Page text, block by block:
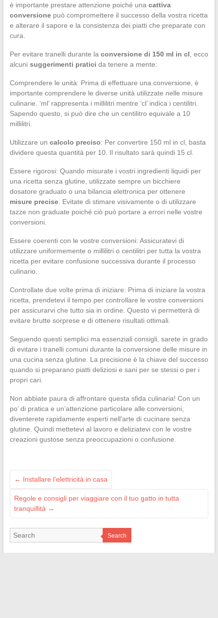
è importante prestare attenzione poiché una cattiva
conversionepuò compromettere il successo della vostra ricetta
e alterare il sapore e la consistenza dei piatti che preparate con
cura.
Per evitare tranelli durante la conversione di 150 ml in cl , ecco
alcuni suggerimenti pratici da tenere a mente:
Comprendere le unità: Prima di effettuare una conversione, è
importante comprendere le diverse unità utilizzate nelle misure
culinarie. ‘ml’ rappresenta i millilitri mentre ‘cl’ indica i centilitri.
Sapendo questo, si può dire che un centilitro equivale a 10
millilitri.
Utilizzare un calcolo preciso: Per convertire 150 ml in cl, basta
dividere questa quantità per 10. Il risultato sarà quindi 15 cl.
Essere rigorosi: Quando misurate i vostri ingredienti liquidi per
una ricetta senza glutine, utilizzate sempre un bicchiere
dosatore graduato o una bilancia elettronica per ottenere
misure precise. Evitate di stimare visivamente o di utilizzare
tazze non graduate poiché ciò può portare a errori nelle vostre
conversioni.
Essere coerenti con le vostre conversioni: Assicuratevi di
utilizzare uniformemente o millilitri o centilitri per tutta la vostra
ricetta per evitare confusione successiva durante il processo
culinario.
Controllate due volte prima di iniziare: Prima di iniziare la vostra
ricetta, prendetevi il tempo per controllare le vostre conversioni
per assicurarvi che tutto sia in ordine. Questo vi permetterà di
evitare brutte sorprese e di ottenere risultati ottimali.
Seguendo questi semplici ma essenziali consigli, sarete in grado
di evitare i tranelli comuni durante la conversione delle misure in
una cucina senza glutine. La precisione è la chiave del successo
quando si preparano piatti deliziosi e sani per se stessi o per i
propri cari.
Non abbiate paura di affrontare questa sfida culinaria! Con un
po’ di pratica e un’attenzione particolare alle conversioni,
diventerete rapidamente esperti nell’arte di cucinare senza
glutine. Quindi mettetevi al lavoro e deliziatevi con le vostre
creazioni gustose senza preoccupazioni o confusione.
← Installare l’elettricità in casa
Regole e consigli per viaggiare con il tuo gatto in tutta
tranquillità →
Search